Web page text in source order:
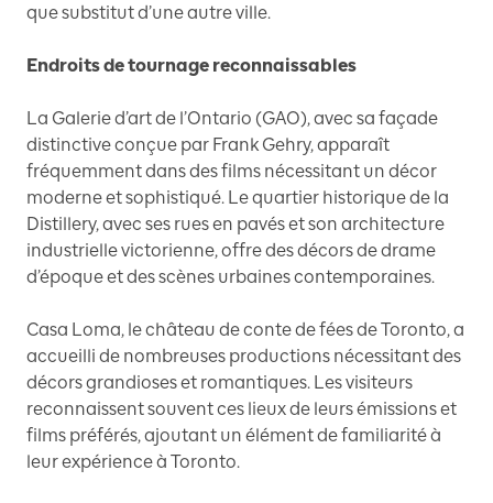
que substitut d’une autre ville.
Endroits de tournage reconnaissables
La Galerie d’art de l’Ontario (GAO), avec sa façade
distinctive conçue par Frank Gehry, apparaît
fréquemment dans des films nécessitant un décor
moderne et sophistiqué. Le quartier historique de la
Distillery, avec ses rues en pavés et son architecture
industrielle victorienne, offre des décors de drame
d’époque et des scènes urbaines contemporaines.
Casa Loma, le château de conte de fées de Toronto, a
accueilli de nombreuses productions nécessitant des
décors grandioses et romantiques. Les visiteurs
reconnaissent souvent ces lieux de leurs émissions et
films préférés, ajoutant un élément de familiarité à
leur expérience à Toronto.